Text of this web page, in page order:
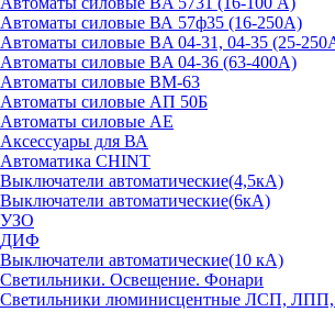
Автоматы силовые ВА 57ф35 (16-250А)
Автоматы силовые BA 04-31, 04-35 (25-
Автоматы силовые BA 04-36 (63-400А)
Автоматы силовые ВМ-63
Автоматы силовые АП 50Б
Автоматы силовые АЕ
Аксессуары для ВА
Автоматика CHINT
Выключатели автоматические(4,5кА)
Выключатели автоматические(6кА)
УЗО
ДИФ
Выключатели автоматические(10 кА)
Светильники. Освещение. Фонари
Светильники люминисцентные ЛСП,